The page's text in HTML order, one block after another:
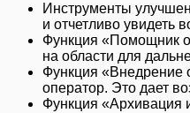
Инструменты
и отчетливо увидеть
Функция «Помощник
на области для
Функция «Внедрение
оператор. Это дает
Функция «Архивация